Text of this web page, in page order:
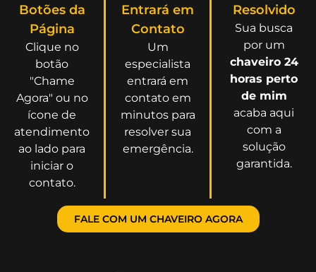
Botões da
Página
Clique no
botão
"Chame
Agora" ou no
ícone de
atendimento
ao lado para
iniciar o
contato.
Entrará em
Contato
Um
especialista
entrará em
contato em
minutos para
resolver sua
emergência.
Resolvido
Sua busca
por um
chaveiro 24
horas perto
de mim
acaba aqui
com a
solução
garantida.
FALE COM UM CHAVEIRO AGORA